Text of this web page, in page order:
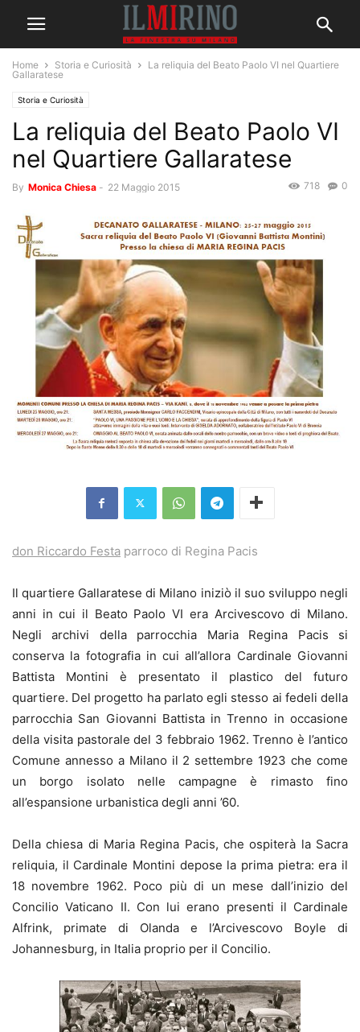
Home Storia e Curiosità
La reliquia del Beato Paolo VI nel Quartiere
Gallaratese
Storia e Curiosità
La reliquia del Beato Paolo VI
nel Quartiere Gallaratese
By Monica Chiesa - 22 Maggio 2015 0
718
don Riccardo Festa parroco di Regina Pacis
Il quartiere Gallaratese di Milano iniziò il suo sviluppo negli
anni in cui il Beato Paolo VI era Arcivescovo di Milano.
Negli archivi della parrocchia Maria Regina Pacis si
conserva la fotografia in cui all’allora Cardinale Giovanni
Battista Montini è presentato il plastico del futuro
quartiere. Del progetto ha parlato egli stesso ai fedeli della
parrocchia San Giovanni Battista in Trenno in occasione
della visita pastorale del 3 febbraio 1962. Trenno è l’antico
Comune annesso a Milano il 2 settembre 1923 che come
un borgo isolato nelle campagne è rimasto fino
all’espansione urbanistica degli anni ’60.
Della chiesa di Maria Regina Pacis, che ospiterà la Sacra
reliquia, il Cardinale Montini depose la prima pietra: era il
18 novembre 1962. Poco più di un mese dall’inizio del
Concilio Vaticano II. Con lui erano presenti il Cardinale
Alfrink, primate di Olanda e l’Arcivescovo Boyle di
Johannesburg, in Italia proprio per il Concilio.